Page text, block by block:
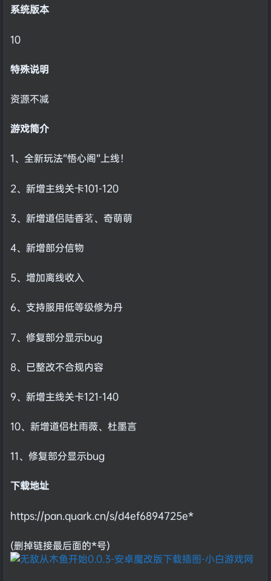
系统版本
10
特殊说明
资源不减
游戏简介
1、全新玩法“悟心阁”上线！
2、新增主线关卡101-120
3、新增道侣陆香茗、奇萌萌
4、新增部分信物
5、增加离线收入
6、支持服用低等级修为丹
7、修复部分显示bug
8、已整改不合规内容
9、新增主线关卡121-140
10、新增道侣杜雨薇、杜墨言
11、修复部分显示bug
下载地址
https://pan.quark.cn/s/d4ef6894725e*
(删掉链接最后面的*号)